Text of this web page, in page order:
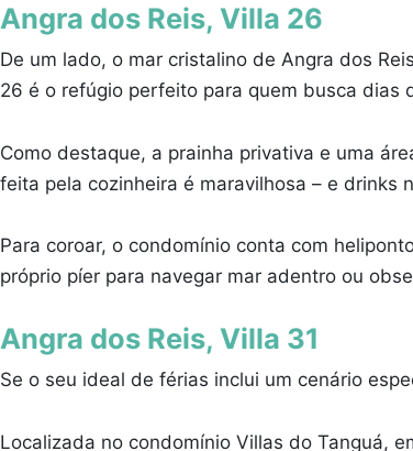
Angra dos Reis, Villa 26
De um lado, o mar cristalino de Angra dos
26 é o refúgio perfeito para quem busca dias
Como destaque, a prainha privativa e uma
feita pela cozinheira é maravilhosa – e drinks
Para coroar, o condomínio conta com
próprio píer para navegar mar adentro ou
Angra dos Reis, Villa 31
Se o seu ideal de férias inclui um cenário
Localizada no condomínio Villas do Tanguá,